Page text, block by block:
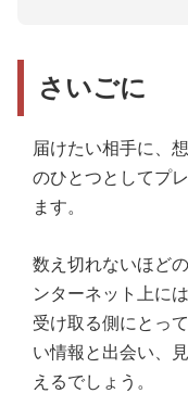
さいごに
届けたい相手に、
のひとつとしてプ
ます。
数え切れないほど
ンターネット上に
受け取る側にとっ
い情報と出会い、
えるでしょう。